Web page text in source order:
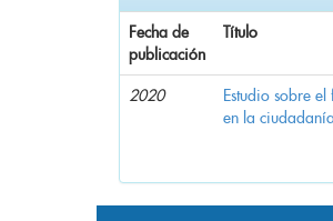
Fecha de
publicación
Título
2020
Estudio sobre
en la ciudadanía